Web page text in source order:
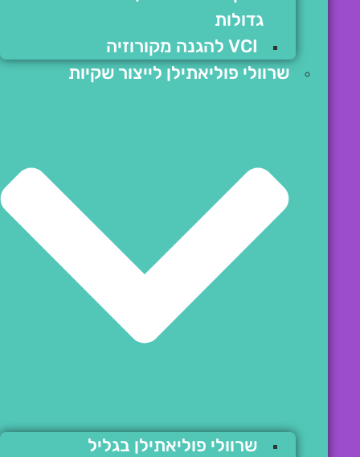
גדולות
VCI להגנה מקורוזיה
שרוולי פוליאתילן לייצור שקיות
שרוולי פוליאתילן בגליל